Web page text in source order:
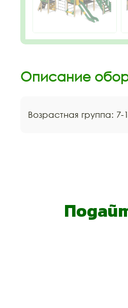
Описание
Возрастная группа: